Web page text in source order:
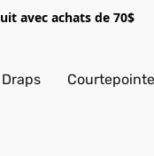
avec achats de 70$
Draps